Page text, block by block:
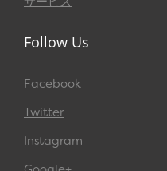
Follow Us
Facebook
Twitter
Instagram